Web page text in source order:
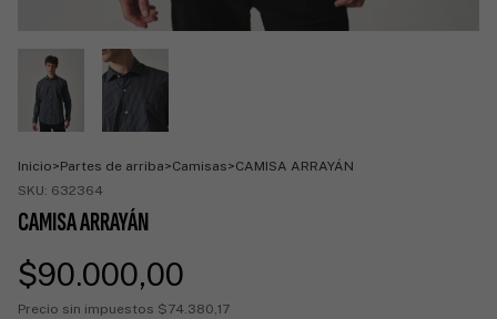
Inicio>Partes de arriba>Camisas>CAMISA ARRAYÁN
SKU: 632364
CAMISA ARRAYÁN
$90.000,00
Precio sin impuestos $74.380,17